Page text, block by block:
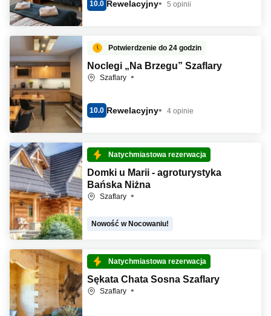
10.0 Rewelacyjny 5 opinii
Potwierdzenie do 24 godzin
Noclegi „Na Brzegu” Szaflary
Szaflary
10.0 Rewelacyjny 4 opinie
Natychmiastowa rezerwacja
Domki u Marii - agroturystyka
Bańska Niżna
Szaflary
Nowość w Nocowaniu!
Natychmiastowa rezerwacja
Sękata Chata Sosna Szaflary
Szaflary